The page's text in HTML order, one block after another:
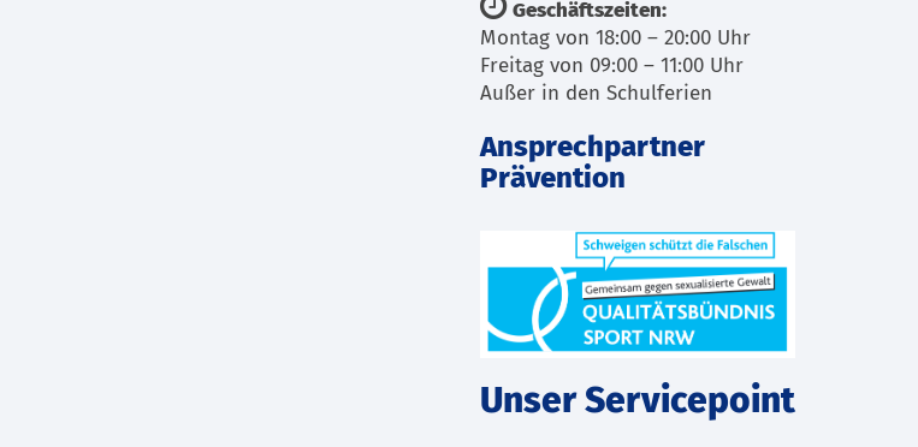
Geschäftszeiten:
Montag von 18:00 – 20:00 Uhr
Freitag von 09:00 – 11:00 Uhr
Außer in den Schulferien
Ansprechpartner
Prävention
Unser Servicepoint